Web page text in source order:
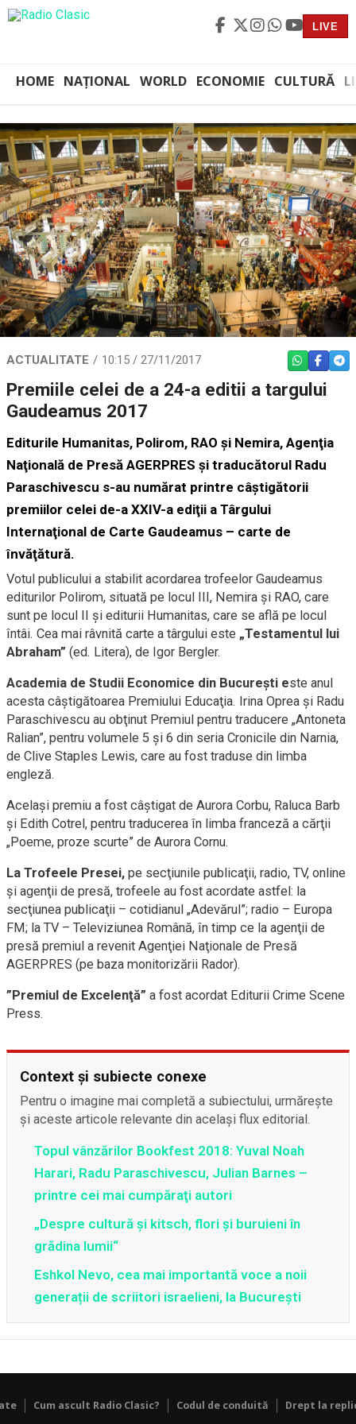
LIVE
HOME NAȚIONAL WORLD ECONOMIE CULTURĂ
ACTUALITATE 10:15 / 27/11/2017 WHATSAPP
Premiile celei de a 24-a editii a targului
Gaudeamus 2017
Editurile Humanitas, Polirom, RAO şi Nemira, Agenţia
Naţională de Presă AGERPRES şi traducătorul Radu
Paraschivescu s-au numărat printre câştigătorii
premiilor celei de-a XXIV-a ediţii a Târgului
Internaţional de Carte Gaudeamus – carte de
învăţătură.
Votul publicului a stabilit acordarea trofeelor Gaudeamus
editurilor Polirom, situată pe locul III, Nemira şi RAO, care
sunt pe locul II şi editurii Humanitas, care se află pe locul
întâi. Cea mai râvnită carte a târgului este „Testamentul lui
Abraham” (ed. Litera), de Igor Bergler.
Academia de Studii Economice din Bucureşti este anul
acesta câştigătoarea Premiului Educaţia. Irina Oprea şi Radu
Paraschivescu au obţinut Premiul pentru traducere „Antoneta
Ralian”, pentru volumele 5 şi 6 din seria Cronicile din Narnia,
de Clive Staples Lewis, care au fost traduse din limba
engleză.
Acelaşi premiu a fost câştigat de Aurora Corbu, Raluca Barb
şi Edith Cotrel, pentru traducerea în limba franceză a cărţii
„Poeme, proze scurte” de Aurora Cornu.
La Trofeele Presei, pe secţiunile publicaţii, radio, TV, online
şi agenţii de presă, trofeele au fost acordate astfel: la
secţiunea publicaţii – cotidianul „Adevărul”; radio – Europa
FM; la TV – Televiziunea Română, în timp ce la agenţii de
presă premiul a revenit Agenţiei Naţionale de Presă
AGERPRES (pe baza monitorizării Rador).
”Premiul de Excelenţă” a fost acordat Editurii Crime Scene
Press.
Context și subiecte conexe
Pentru o imagine mai completă a subiectului, urmărește
și aceste articole relevante din același flux editorial.
Topul vânzărilor Bookfest 2018: Yuval Noah
Harari, Radu Paraschivescu, Julian Barnes –
printre cei mai cumpăraţi autori
„Despre cultură și kitsch, flori și buruieni în
grădina lumii“
Eshkol Nevo, cea mai importantă voce a noii
generații de scriitori israelieni, la București
Cum ascult Radio Clasic? Codul de conduită Drept la